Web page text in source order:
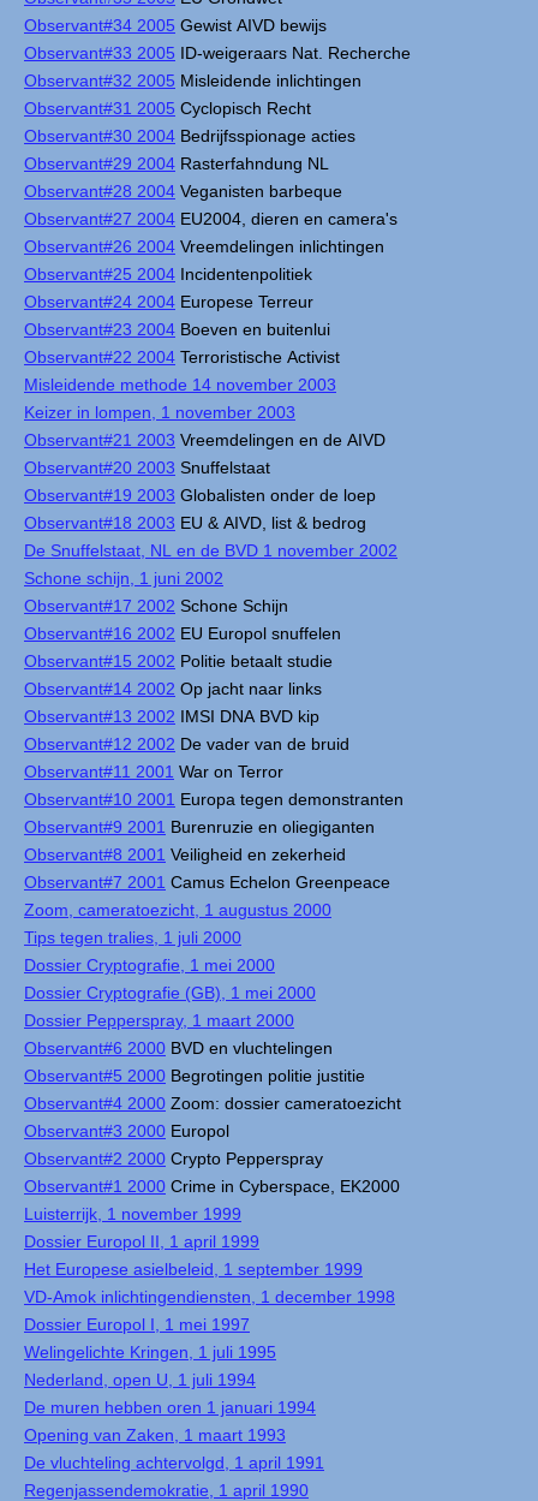
Observant#34 2005 Gewist AIVD bewijs
Observant#33 2005 ID-weigeraars Nat. Recherche
Observant#32 2005 Misleidende inlichtingen
Observant#31 2005 Cyclopisch Recht
Observant#30 2004 Bedrijfsspionage acties
Observant#29 2004 Rasterfahndung NL
Observant#28 2004 Veganisten barbeque
Observant#27 2004 EU2004, dieren en camera's
Observant#26 2004 Vreemdelingen inlichtingen
Observant#25 2004 Incidentenpolitiek
Observant#24 2004 Europese Terreur
Observant#23 2004 Boeven en buitenlui
Observant#22 2004 Terroristische Activist
Misleidende methode 14 november 2003
Keizer in lompen, 1 november 2003
Observant#21 2003 Vreemdelingen en de AIVD
Observant#20 2003 Snuffelstaat
Observant#19 2003 Globalisten onder de loep
Observant#18 2003 EU & AIVD, list & bedrog
De Snuffelstaat, NL en de BVD 1 november 2002
Schone schijn, 1 juni 2002
Observant#17 2002 Schone Schijn
Observant#16 2002 EU Europol snuffelen
Observant#15 2002 Politie betaalt studie
Observant#14 2002 Op jacht naar links
Observant#13 2002 IMSI DNA BVD kip
Observant#12 2002 De vader van de bruid
Observant#11 2001 War on Terror
Observant#10 2001 Europa tegen demonstranten
Observant#9 2001 Burenruzie en oliegiganten
Observant#8 2001 Veiligheid en zekerheid
Observant#7 2001 Camus Echelon Greenpeace
Zoom, cameratoezicht, 1 augustus 2000
Tips tegen tralies, 1 juli 2000
Dossier Cryptografie, 1 mei 2000
Dossier Cryptografie (GB), 1 mei 2000
Dossier Pepperspray, 1 maart 2000
Observant#6 2000 BVD en vluchtelingen
Observant#5 2000 Begrotingen politie justitie
Observant#4 2000 Zoom: dossier cameratoezicht
Observant#3 2000 Europol
Observant#2 2000 Crypto Pepperspray
Observant#1 2000 Crime in Cyberspace, EK2000
Luisterrijk, 1 november 1999
Dossier Europol II, 1 april 1999
Het Europese asielbeleid, 1 september 1999
VD-Amok inlichtingendiensten, 1 december 1998
Dossier Europol I, 1 mei 1997
Welingelichte Kringen, 1 juli 1995
Nederland, open U, 1 juli 1994
De muren hebben oren 1 januari 1994
Opening van Zaken, 1 maart 1993
De vluchteling achtervolgd, 1 april 1991
Regenjassendemokratie, 1 april 1990